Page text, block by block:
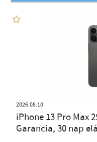
2026.08.10
iPhone 13 Pro Max
Garancia, 30 nap